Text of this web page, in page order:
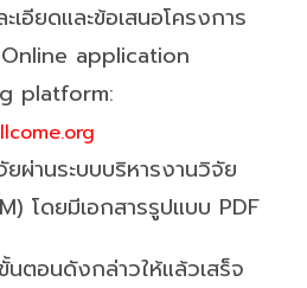
เอียดและข้อเสนอโครงการ
application
platform:
ผ่านระบบบริหารงานวิจัย
โดยมีเอกสารรูปแบบ PDF
นตอนดังกล่าวให้แล้วเสร็จ